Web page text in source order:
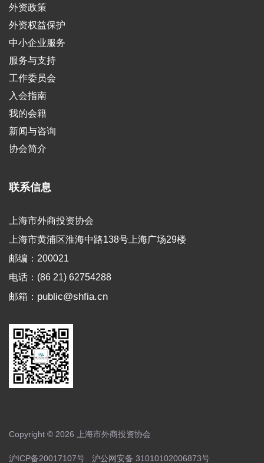
外资政策
外资权益保护
中小企业服务
服务与支持
工作委员会
入会指南
我的会籍
新闻与咨询
协会简介
联系信息
上海市外商投资协会
上海市黄浦区淮海中路138号上海广场29楼
邮编：200021
电话：(86 21) 62754288
邮箱： public@shfia.cn
Copyright © 2026 上海市外商投资协会
沪ICP备20017107号 沪公网安备 31010102006873号